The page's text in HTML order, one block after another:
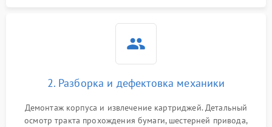
2. Разборка и дефектовка механики
Демонтаж корпуса и извлечение картриджей. Детальный
осмотр тракта прохождения бумаги, шестерней привода,